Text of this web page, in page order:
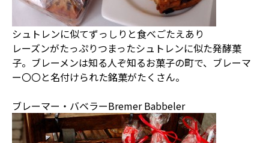
シュトレンに似てずっしりと食べごたえあり
レーズンがたっぷりつまったシュトレンに似た発酵菓
子。ブレーメンは知る人ぞ知るお菓子の町で、ブレーマ
ー〇〇と名付けられた銘菓がたくさん。
ブレーマー・バベラーBremer Babbeler